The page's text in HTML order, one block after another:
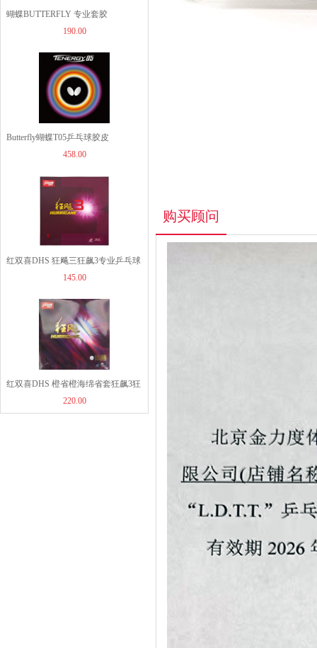
1260.00
960.00
JOOLA优拉雨果乒乓球...
319.00
蝴蝶BUTTERFLY 专业套胶
ROZENA（06020） 罗泽娜罗泽纳
190.00
Butterfly蝴蝶T05乒乓球胶皮
（05800）TENERGY 05涩性反胶套
458.00
红双喜DHS 狂飚三狂飙3专业乒乓球
粘性反胶套胶狂飙普狂3套胶
145.00
红双喜DHS 橙省橙海绵省套狂飙3狂
飚三狂飚3/省狂3反胶套胶
220.00
购买顾问